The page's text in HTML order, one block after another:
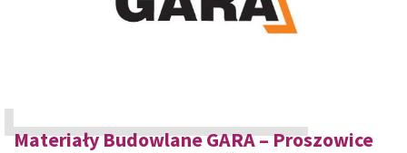
Materiały Budowlane GARA – Proszowice